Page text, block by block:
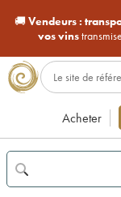
🚚Vendeurs :
vos vins
Acheter